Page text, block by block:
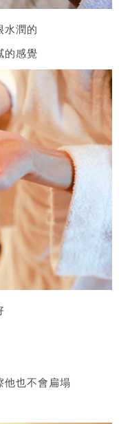
水潤的
的感覺
他也不會扁塌